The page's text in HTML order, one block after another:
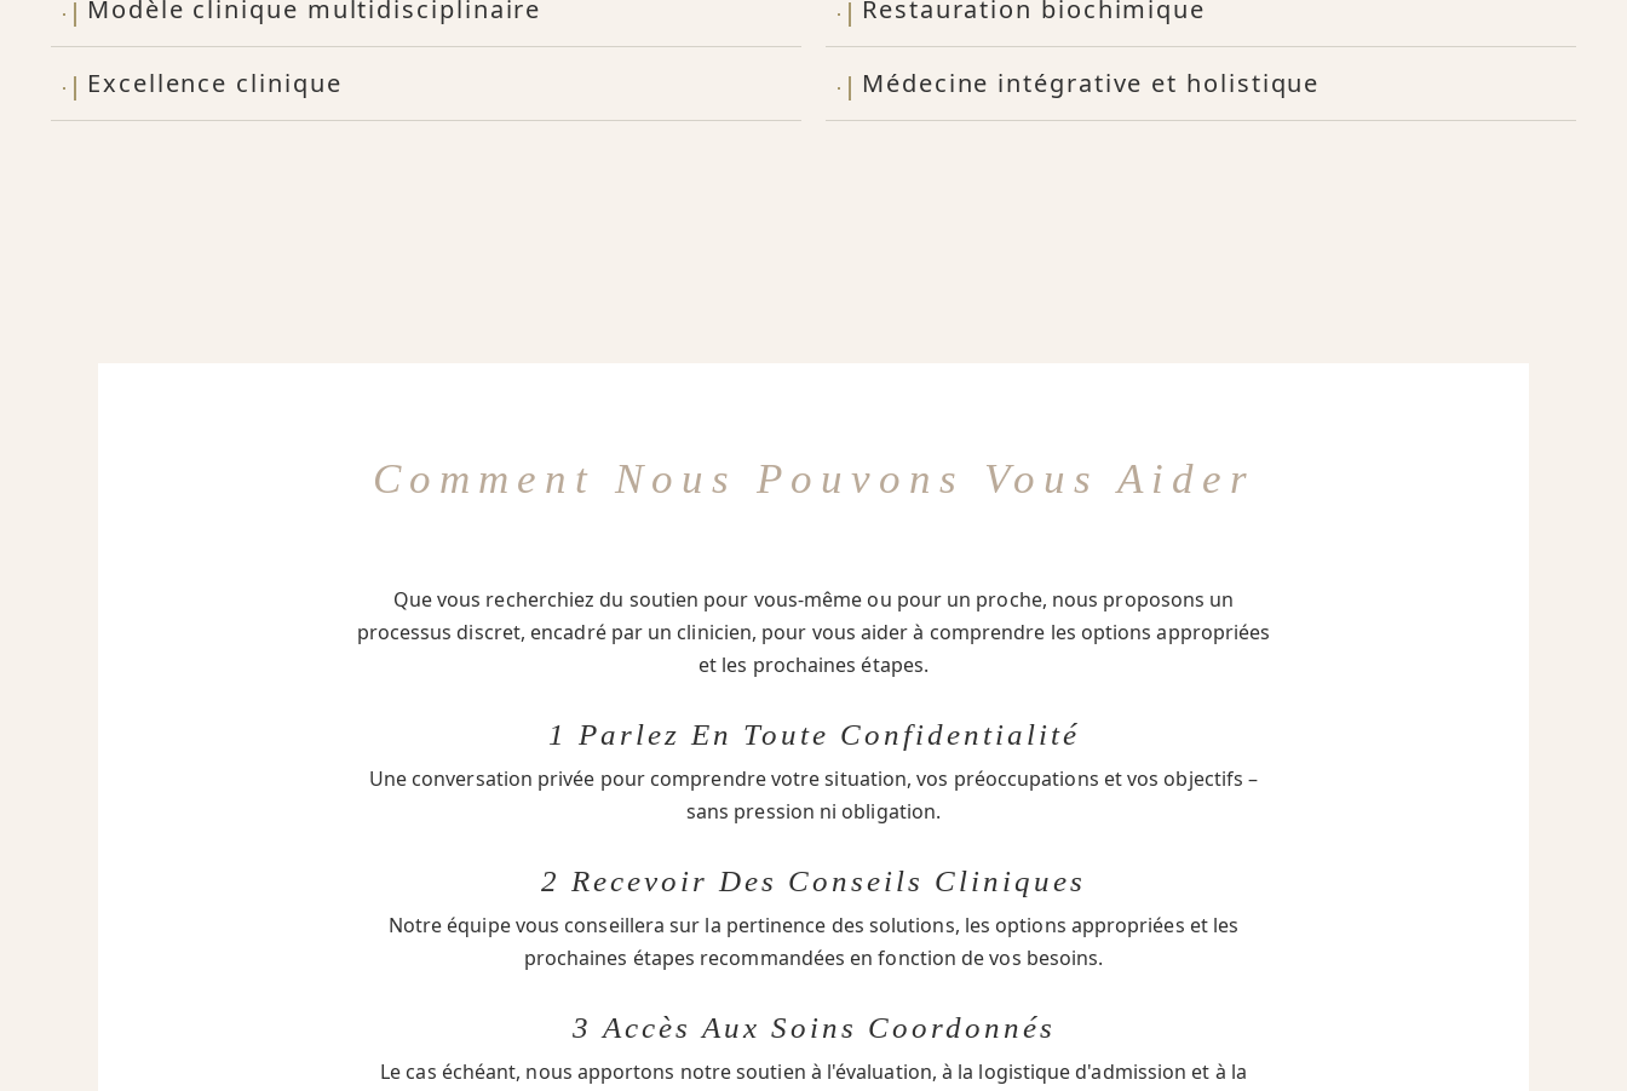
Modèle clinique multidisciplinaire
Excellence clinique
Restauration biochimique
Médecine intégrative et holistique
Comment Nous Pouvons Vous Aider
Que vous recherchiez du soutien pour vous-même ou pour un proche, nous proposons un
processus discret, encadré par un clinicien, pour vous aider à comprendre les options appropriées
et les prochaines étapes.
1 Parlez En Toute Confidentialité
Une conversation privée pour comprendre votre situation, vos préoccupations et vos objectifs –
sans pression ni obligation.
2 Recevoir Des Conseils Cliniques
Notre équipe vous conseillera sur la pertinence des solutions, les options appropriées et les
prochaines étapes recommandées en fonction de vos besoins.
3 Accès Aux Soins Coordonnés
Le cas échéant, nous apportons notre soutien à l'évaluation, à la logistique d'admission et à la